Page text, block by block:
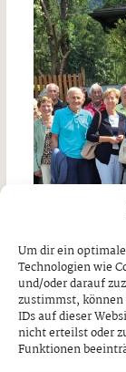
Um dir ein
Technologien wie
und/oder darauf
zustimmst, können
IDs auf dieser
nicht erteilst oder
Funktionen
￼
Donnerstag,